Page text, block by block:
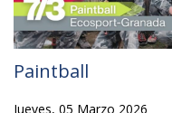
Paintball
Jueves, 05 Marzo 2026